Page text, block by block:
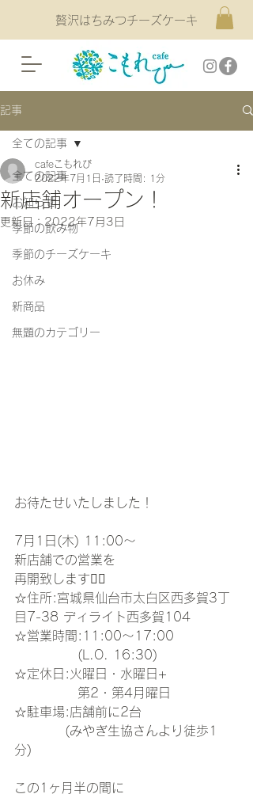
贅沢はちみつチーズケーキ
記事
全ての記事
お知らせ
季節の飲み物
季節のチーズケーキ
お休み
新商品
無題のカテゴリー
全ての記事
新店舗オープン！
cafeこもれび
2022年7月1日 読了時間: 1分
更新日： 2022年7月3日
お待たせいたしました！
7月1日(木) 11:00〜
新店舗での営業を
再開致します🙇‍♀️
☆住所:宮城県仙台市太白区西多賀3丁
目7-38 ディライト西多賀104
☆営業時間:11:00〜17:00
(L.O. 16:30)
☆定休日:火曜日・水曜日+
第2・第4月曜日
☆駐車場:店舗前に2台
(みやぎ生協さんより徒歩1
分)
この1ヶ月半の間に